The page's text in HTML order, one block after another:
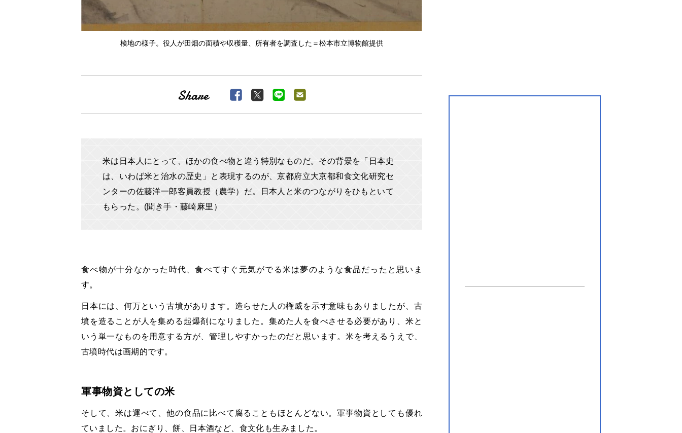
検地の様子。役人が田畑の面積や収穫量、所有者を調査した＝松本市立博物館提供
米は日本人にとって、ほかの食べ物と違う特別なものだ。その背景を「日本史
は、いわば米と治水の歴史」と表現するのが、京都府立大京都和食文化研究セ
ンターの佐藤洋一郎客員教授（農学）だ。日本人と米のつながりをひもといて
もらった。(聞き手・藤崎麻里）
食べ物が十分なかった時代、食べてすぐ元気がでる米は夢のような食品だったと思いま
す。
日本には、何万という古墳があります。造らせた人の権威を示す意味もありましたが、古
墳を造ることが人を集める起爆剤になりました。集めた人を食べさせる必要があり、米と
いう単一なものを用意する方が、管理しやすかったのだと思います。米を考えるうえで、
古墳時代は画期的です。
軍事物資としての米
そして、米は運べて、他の食品に比べて腐ることもほとんどない。軍事物資としても優れ
ていました。おにぎり、餅、日本酒など、食文化も生みました。